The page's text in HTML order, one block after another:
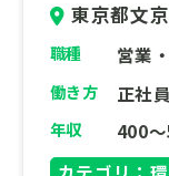
魅力として
「カーボン
して「わた
するために
た適切なま
東京都文
職種 営業
働き方 正社員
年収
400